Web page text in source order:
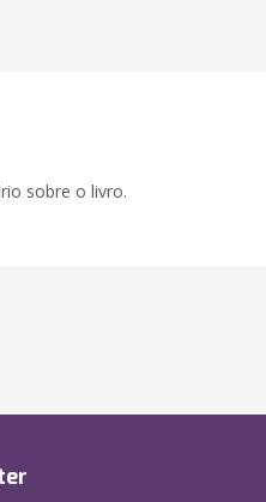
sobre o livro.